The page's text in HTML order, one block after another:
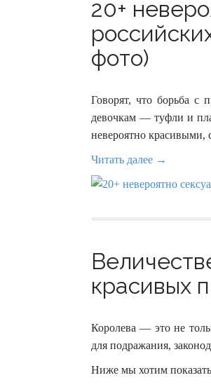
20+
фото)
Говорят, что борьба
девочкам — туфли и
невероятно красивыми,
Читать далее →
красивых
Королева — это не
для подражания,
Ниже мы хотим